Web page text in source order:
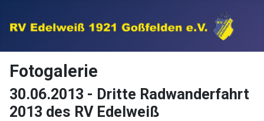
Fotogalerie
30.06.2013 - Dritte Radwanderfahrt
2013 des RV Edelweiß